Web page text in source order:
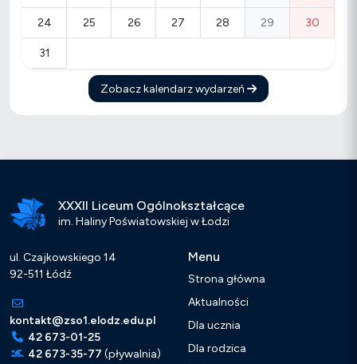
24 25 26 27 28 29 30
31
Zobacz kalendarz wydarzeń
XXXII Liceum Ogólnokształcące
im. Haliny Poświatowskiej w Łodzi
ul. Czajkowskiego 14
92-511 Łódź
kontakt@zso1.elodz.edu.pl
42 673-01-25
42 673-35-77 (pływalnia)
Menu
Strona główna
Aktualności
Dla ucznia
Dla rodzica